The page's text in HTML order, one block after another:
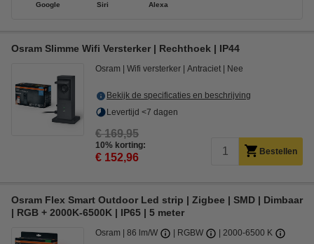
Google Siri Alexa
Osram Slimme Wifi Versterker | Rechthoek | IP44
Osram Wifi versterker Antraciet Nee
Bekijk de specificaties en beschrijving
Levertijd <7 dagen
€ 169,95
10% korting:
€ 152,96 Bestellen
Osram Flex Smart Outdoor Led strip | Zigbee | SMD | Dimbaar
| RGB + 2000K-6500K | IP65 | 5 meter
Osram 86 lm/W RGBW 2000-6500 K